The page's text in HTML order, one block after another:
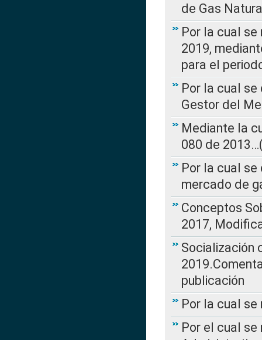
de Gas
Por la cual se
2019,
para el
Por la cual
Gestor del
Mediante la
080 de
Por la cual
mercado de
Conceptos
2017,
Socialización
publicación
Por la cual se
Por el cual